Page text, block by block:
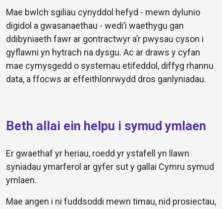
Mae bwlch sgiliau cynyddol hefyd - mewn dylunio
digidol a gwasanaethau - wedi’i waethygu gan
ddibyniaeth fawr ar gontractwyr a’r pwysau cyson i
gyflawni yn hytrach na dysgu. Ac ar draws y cyfan
mae cymysgedd o systemau etifeddol, diffyg rhannu
data, a ffocws ar effeithlonrwydd dros ganlyniadau.
Beth allai ein helpu i symud ymlaen
Er gwaethaf yr heriau, roedd yr ystafell yn llawn
syniadau ymarferol ar gyfer sut y gallai Cymru symud
ymlaen.
Mae angen i ni fuddsoddi mewn timau, nid prosiectau,